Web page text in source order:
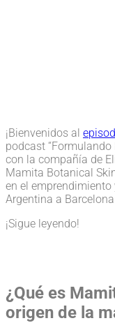
¡Bienvenidos al
podcast
con la compañía de
Mamita Botanical
en el
Argentina a
¡Sigue leyendo!
¿Qué es
origen de la